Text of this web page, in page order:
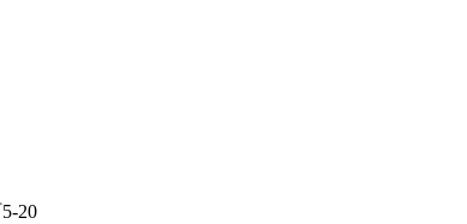
20